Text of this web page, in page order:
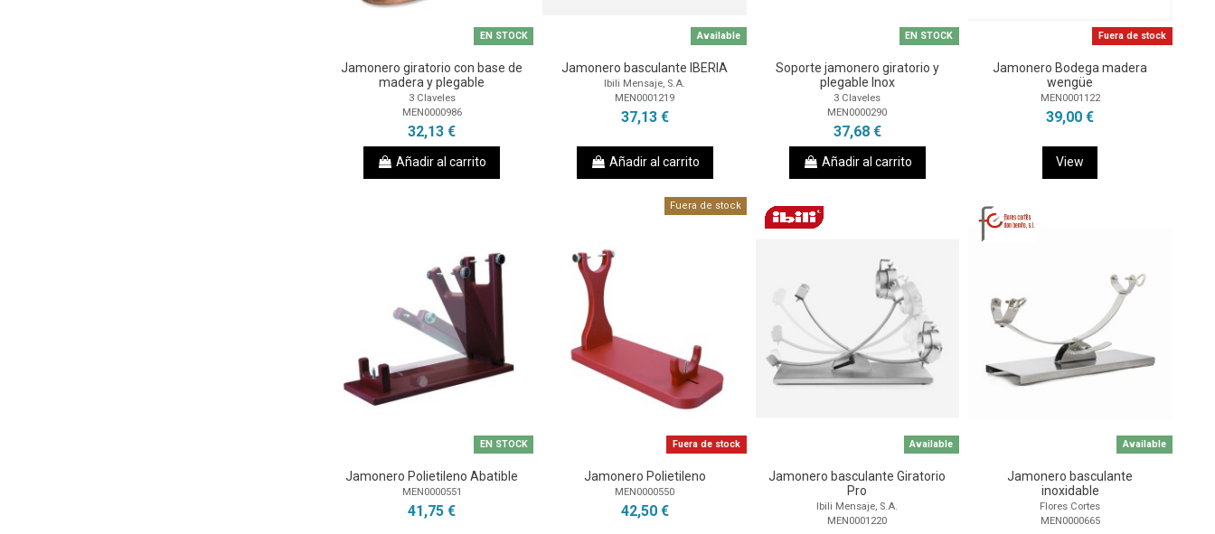
EN STOCK
Jamonero giratorio con base de
madera y plegable
3 Claveles
MEN0000986
32,13 €
Añadir al carrito
Available
Jamonero basculante IBERIA
Ibili Mensaje, S.A.
MEN0001219
37,13 €
Añadir al carrito
EN STOCK
Soporte jamonero giratorio y
plegable Inox
3 Claveles
MEN0000290
37,68 €
Añadir al carrito
Fuera de stock
Jamonero Bodega madera
wengüe
MEN0001122
39,00 €
View
EN STOCK
Jamonero Polietileno Abatible
MEN0000551
41,75 €
Fuera de stock
Fuera de stock
Jamonero Polietileno
MEN0000550
42,50 €
Available
Jamonero basculante Giratorio
Pro
Ibili Mensaje, S.A.
MEN0001220
Available
Jamonero basculante
inoxidable
Flores Cortes
MEN0000665